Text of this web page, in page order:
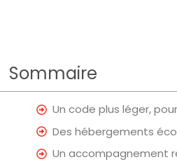
Sommaire
Un code plus léger,
Des hébergements
Un accompagnement